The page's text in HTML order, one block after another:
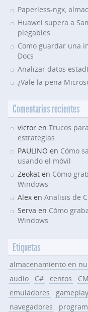
Paperless-ngx,
Huawei supera a
plegables
Como guardar una
Docs
Analizar datos
¿Vale la pena
Comentarios recientes
victor en Trucos
estrategias
PAULINO en Cómo
usando el móvil
Zeokat en Cómo
Windows
Alex en Analisis de
Serva en Cómo
Windows
Etiquetas
almacenamiento en
audio
C# centos
emuladores
gameplay
navegadores